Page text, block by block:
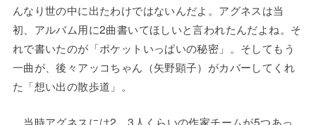
んなり世の中に出たわけではないんだよ。アグネスは当
初、アルバム用に2曲書いてほしいと言われたんだよね。そ
れで書いたのが「ポケットいっぱいの秘密」。そしてもう
一曲が、後々アッコちゃん（矢野顕子）がカバーしてくれ
た「想い出の散歩道」。
当時アグネスには2、3人くらいの作家チームが5つあっ